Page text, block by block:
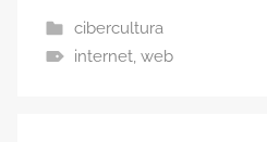
cibercultura
internet, web